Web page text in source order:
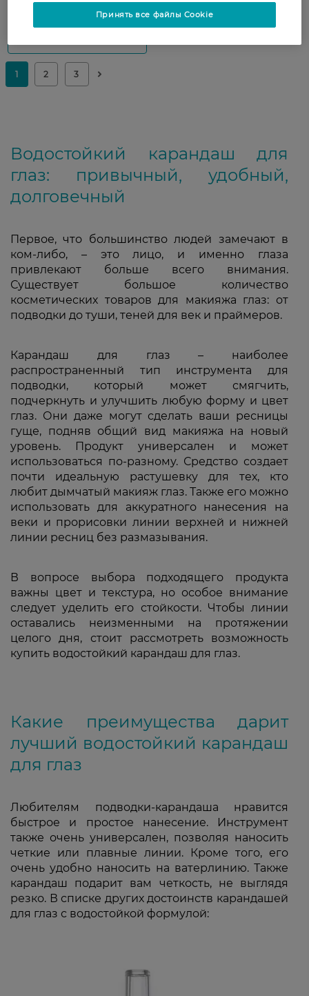
Водостойкий карандаш для
глаз: привычный, удобный,
долговечный
Первое, что большинство людей замечают в
ком-либо, – это лицо, и именно глаза
привлекают больше всего внимания.
Существует большое количество
косметических товаров для макияжа глаз: от
подводки до туши, теней для век и праймеров.
Карандаш для глаз – наиболее
распространенный тип инструмента для
подводки, который может смягчить,
подчеркнуть и улучшить любую форму и цвет
глаз. Они даже могут сделать ваши ресницы
гуще, подняв общий вид макияжа на новый
уровень. Продукт универсален и может
использоваться по-разному. Средство создает
почти идеальную растушевку для тех, кто
любит дымчатый макияж глаз. Также его можно
использовать для аккуратного нанесения на
веки и прорисовки линии верхней и нижней
линии ресниц без размазывания.
В вопросе выбора подходящего продукта
важны цвет и текстура, но особое внимание
следует уделить его стойкости. Чтобы линии
оставались неизменными на протяжении
целого дня, стоит рассмотреть возможность
купить водостойкий карандаш для глаз.
Какие преимущества дарит
лучший водостойкий карандаш
для глаз
Любителям подводки-карандаша нравится
быстрое и простое нанесение. Инструмент
также очень универсален, позволяя наносить
четкие или плавные линии. Кроме того, его
очень удобно наносить на ватерлинию. Также
карандаш подарит вам четкость, не выглядя
резко. В списке других достоинств карандашей
для глаз с водостойкой формулой:
Принять все файлы Cookie